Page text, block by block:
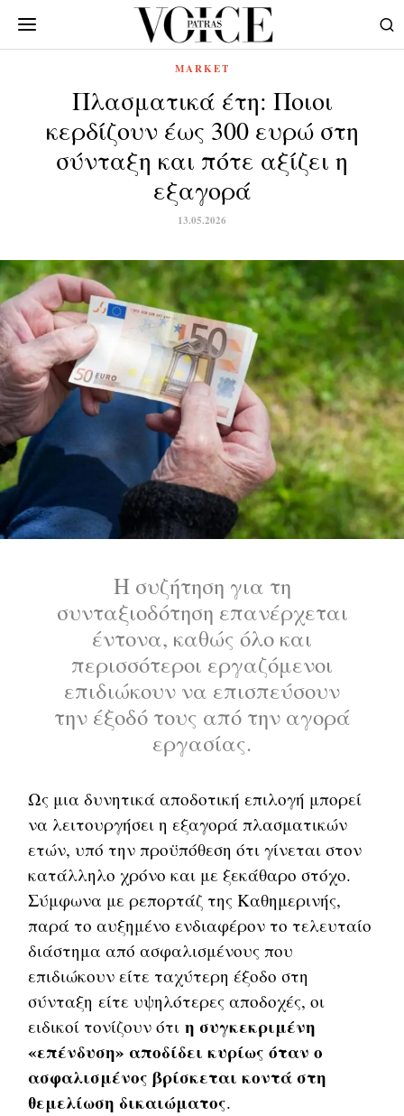
MARKET
Πλασματικά έτη: Ποιοι
κερδίζουν έως 300 ευρώ στη
σύνταξη και πότε αξίζει η
εξαγορά
13.05.2026
Η συζήτηση για τη
συνταξιοδότηση επανέρχεται
έντονα, καθώς όλο και
περισσότεροι εργαζόμενοι
επιδιώκουν να επισπεύσουν
την έξοδό τους από την αγορά
εργασίας.
Ως μια δυνητικά αποδοτική επιλογή μπορεί
να λειτουργήσει η εξαγορά πλασματικών
ετών, υπό την προϋπόθεση ότι γίνεται στον
κατάλληλο χρόνο και με ξεκάθαρο στόχο.
Σύμφωνα με ρεπορτάζ της Καθημερινής,
παρά το αυξημένο ενδιαφέρον το τελευταίο
διάστημα από ασφαλισμένους που
επιδιώκουν είτε ταχύτερη έξοδο στη
σύνταξη είτε υψηλότερες αποδοχές, οι
ειδικοί τονίζουν ότιη συγκεκριμένη
«επένδυση» αποδίδει κυρίως όταν ο
ασφαλισμένος βρίσκεται κοντά στη
θεμελίωση δικαιώματος.